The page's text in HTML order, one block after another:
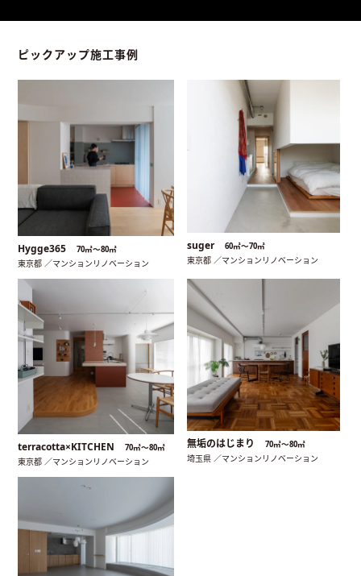
ピックアップ施工事例
Hygge365 70㎡〜80㎡
東京都 ／マンションリノベーション
suger 60㎡〜70㎡
東京都 ／マンションリノベーション
terracotta×KITCHEN 70㎡〜80㎡
東京都 ／マンションリノベーション
無垢のはじまり 70㎡〜80㎡
埼玉県 ／マンションリノベーション